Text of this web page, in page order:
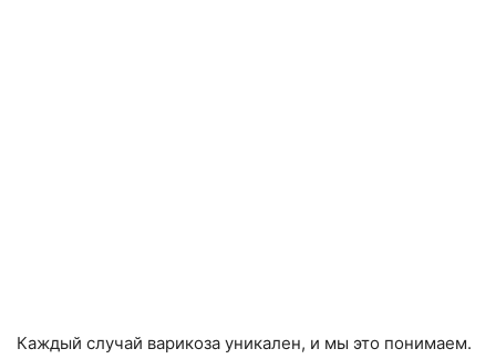
Каждый случай варикоза уникален, и мы это понимаем.